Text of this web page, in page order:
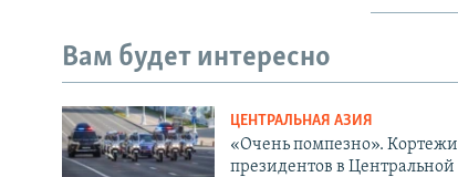
Вам будет интересно
ЦЕНТРАЛЬНАЯ АЗИЯ
«Очень помпезно». Кортежи
президентов в Центральной